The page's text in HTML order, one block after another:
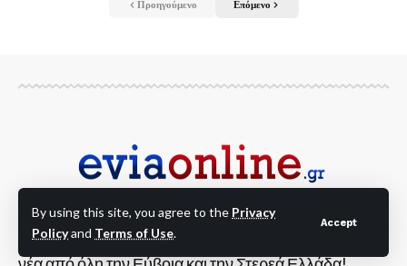
By using this site, you agree to the Privacy
Policyand Terms of Use.
Accept
Προηγούμενο Επόμενο
Για να είσαι Online στις Εξελίξεις!!! Ειδήσεις και